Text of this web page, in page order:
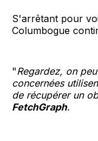
S'arrêtant pour
Columbogue
"Regardez, on
concernées
de récupérer un
FetchGraph.